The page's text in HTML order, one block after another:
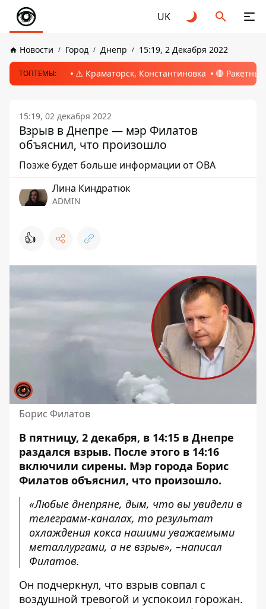
UK
Новости Город Днепр 15:19, 2 Декабря 2022
ТОПТЕМЫ: ⚠️ Краматорск, Константиновка 🔴
15:19, 02 декабря 2022
Взрыв в Днепре — мэр Филатов
объяснил, что произошло
Позже будет больше информации от ОВА
Лина Киндратюк
ADMIN
👍
Борис Филатов
В пятницу, 2 декабря, в 14:15 в Днепре
раздался взрыв. После этого в 14:16
включили сирены. Мэр города Борис
Филатов объяснил, что произошло.
«Любые днепряне, дым, что вы увидели в
телеграмм-каналах, то результат
охлаждения кокса нашими уважаемыми
металлургами, а не взрыв», –написал
Филатов.
Он подчеркнул, что взрыв совпал с
воздушной тревогой и успокоил горожан.